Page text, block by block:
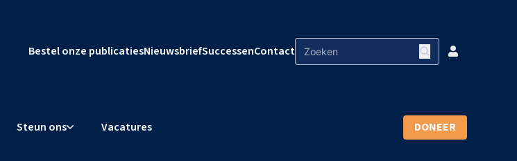
Bestel onze publicatiesNieuwsbriefSuccessenContact
Steun ons Vacatures DONEER